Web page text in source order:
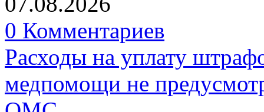
0 Комментариев
Расходы на уплату
медпомощи не